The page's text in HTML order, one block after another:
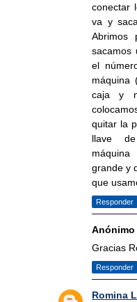
conectar
va y
Abrimos
sacamos
el
máquina
caja y
quitar la
llave
grande y
que
Responder
Anónimo
Gracias
Responder
Romina